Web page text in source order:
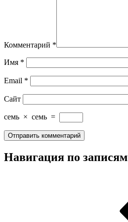
Комментарий *
Имя *
Email *
Сайт
семь × семь =
Навигация по записям